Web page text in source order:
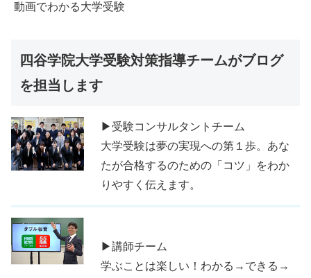
動画でわかる大学受験
四谷学院大学受験対策指導チームがブログ
を担当します
▶受験コンサルタントチーム
大学受験は夢の実現への第１歩。あな
たが合格するのための「コツ」をわか
りやすく伝えます。
▶講師チーム
学ぶことは楽しい！わかる→できる→